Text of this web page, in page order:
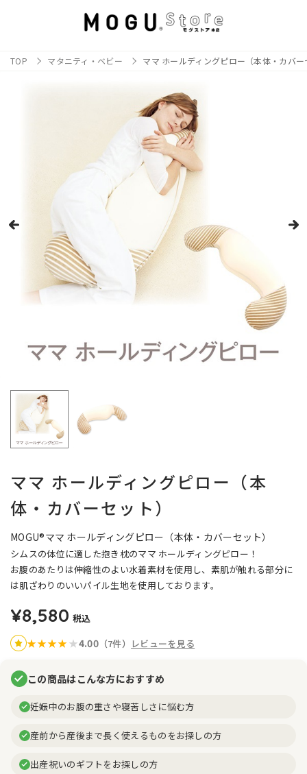
TOP マタニティ・ベビー ママ ホールディングピロー（本体・カバ
ママ ホールディングピロー（本
体・カバーセット）
MOGU®ママ ホールディングピロー（本体・カバーセット）
シムスの体位に適した抱き枕のママ ホールディングピロー！
お腹のあたりは伸縮性のよい水着素材を使用し、素肌が触れる部分に
は肌ざわりのいいパイル生地を使用しております。
¥8,580 税込
★★★★★4.00（7件） レビューを見る
この商品はこんな方におすすめ
妊娠中のお腹の重さや寝苦しさに悩む方
産前から産後まで長く使えるものをお探しの方
出産祝いのギフトをお探しの方